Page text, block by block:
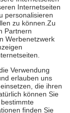
fünf Euround
die tatsächlichen
Apotheken.
die
Euro je
Gesundheit zu
unterstützen,
18. Lebensjahr